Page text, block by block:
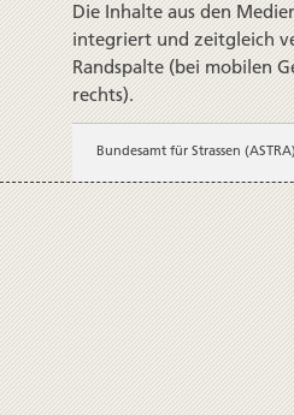
Die Inhalte aus den
integriert und zeitgleich
Randspalte (bei mobilen
rechts).
Bundesamt für Strassen (ASTRA)